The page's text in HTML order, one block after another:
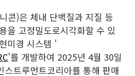
콘)은 체내 단백질과 지질 등
을 고정밀도로시각화할 수 있
미경 시스템 '
'를 개발하여 2025년 4월 30일
스트루먼트코리아를 통해 판매